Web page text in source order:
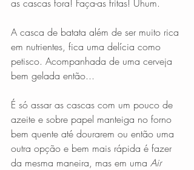
as cascas fora! Faça-as fritas! Uhum.
A casca de batata além de ser muito rica
em nutrientes, fica uma delícia como
petisco. Acompanhada de uma cerveja
bem gelada então...
É só assar as cascas com um pouco de
azeite e sobre papel manteiga no forno
bem quente até dourarem ou então uma
outra opção e bem mais rápida é fazer
da mesma maneira, mas em uma Air